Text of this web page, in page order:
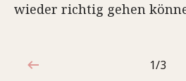
wieder richtig gehen
1von3
1/3